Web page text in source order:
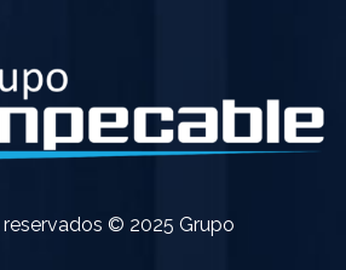
© 2025 Grupo